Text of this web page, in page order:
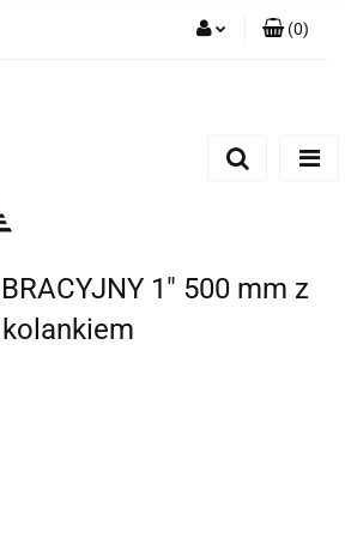
(0)
1" 500 mm z
kolankiem